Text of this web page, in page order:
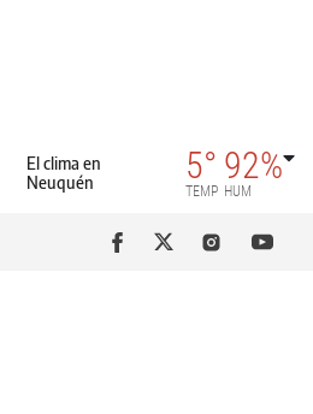
El clima en
Neuquén
5°
TEMP
92%
HUM